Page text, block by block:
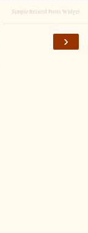
Simple Related Posts Widget
›